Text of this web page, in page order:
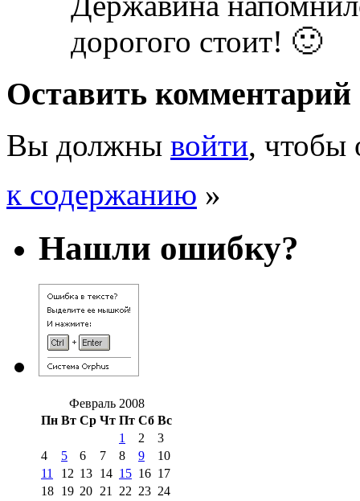
дорогого стоит! 🙂
Оставить комментарий
Вы должны войти, чтобы
к содержанию »
Нашли ошибку?
Февраль 2008
Пн Вт Ср Чт Пт Сб Вс
1
2
3
4
5 6 7 8 9
10
11
12 13 14 15 16 17
18 19 20 21 22 23 24